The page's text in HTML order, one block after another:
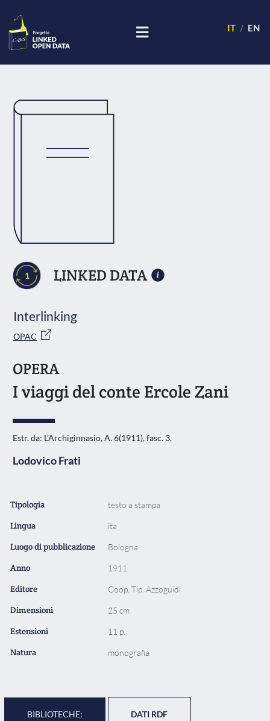
IT EN
1 LINKED DATA
Interlinking
OPAC
OPERA
I viaggi del conte Ercole Zani
Estr. da: L'Archiginnasio, A. 6(1911), fasc. 3.
Lodovico Frati
Tipologia testo a stampa
Lingua ita
Luogo di pubblicazione Bologna
Anno 1911
Editore Coop. Tip. Azzoguidi
Dimensioni 25 cm
Estensioni 11 p.
Natura monografia
BIBLIOTECHE: DATI RDF